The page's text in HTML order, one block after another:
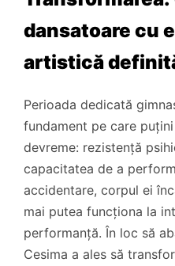
dansatoare cu
artistică
Perioada dedicată
fundament pe care
devreme: rezistență
capacitatea de a
accidentare, corpul ei
mai putea funcționa la
performanță. În loc să
Cesima a ales să